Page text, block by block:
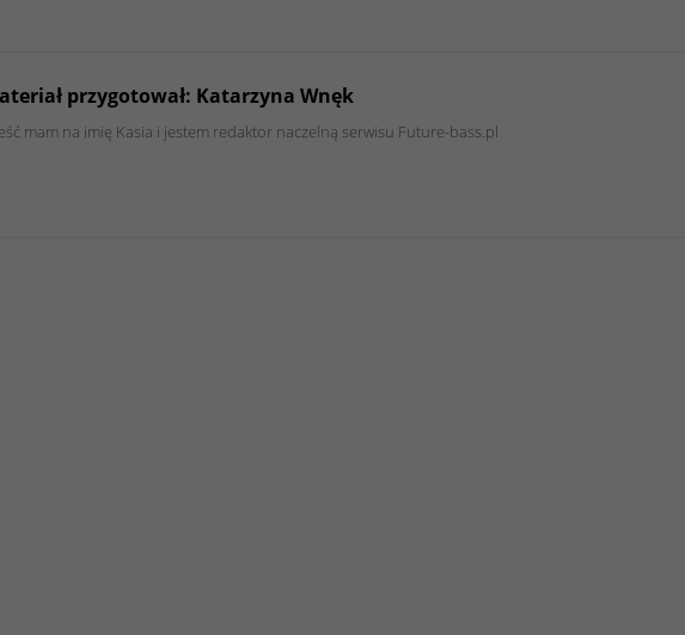
przygotował: Katarzyna Wnęk
mam na imię Kasia i jestem redaktor naczelną serwisu Future-bass.pl